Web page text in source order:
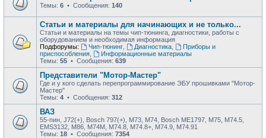
Темы: 6 • Сообщения: 140
Статьи и материалы для начинающих и не только...
Статьи и материалы на темы чип-тюнинга, диагностики, работы с
оборудованием и необходимая информация
Подфорумы:
Чип-тюнинг, Диагностика,
Приборы и
приспособления
Информационные материалы
Темы: 55 • Сообщения: 639
Представители "Мотор-Мастер"
Где и у кого сделать перепрограммирование ЭБУ прошивками "Мотор-
Мастер"
Темы: 4 • Сообщения: 312
ВАЗ
55-пин, J72(+), Bosch 797(+), М73, М74, Bosch ME1797, М75, М74.5,
EMS3132, М86, М74М, М74.8, М74.8+, М74.9, М74.91
Темы: 18 • Сообщения: 7354